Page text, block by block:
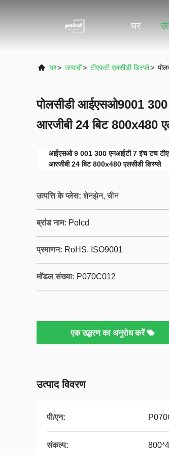
घर
घर> उत्पादों> टीएफटी एलसीडी डिस्प्ले>
पोलसीडी आईएसओ9001 300
आरजीबी 24 बिट 800x480
आईएसओ 9 001 300 एनआईटी 7 इंच टच
आरजीबी 24 बिट 800x480 एलसीडी डिस्प्ले
उत्पत्ति के प्लेस: शेनझेन, चीन
ब्रांड नाम: Polcd
प्रमाणन: RoHS, ISO9001
मॉडल संख्या: P070C012
एक उद्धरण का अनुरोध करें
उत्पाद विवरण
पी/एन:
संकल्प: